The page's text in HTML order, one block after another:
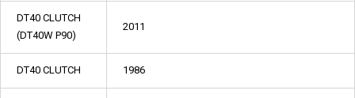
DT40 CLUTCH
(DT40W P90)
2011
DT40 CLUTCH 1986